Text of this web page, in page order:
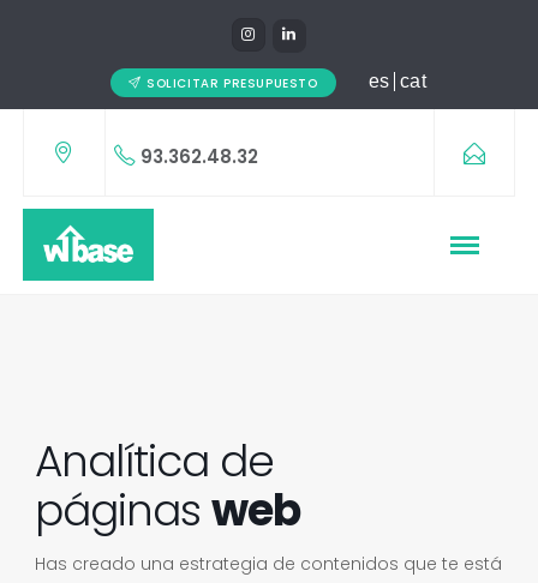
SOLICITAR PRESUPUESTO es cat
93.362.48.32
Analítica de
páginasweb
Has creado una estrategia de contenidos que te está